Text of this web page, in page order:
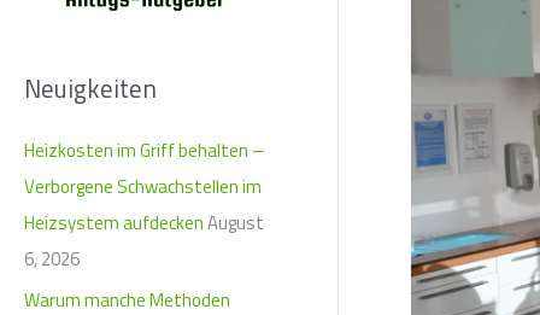
n
c
h
:
Neuigkeiten
Heizkosten im Griff behalten –
Verborgene Schwachstellen im
Heizsystem aufdeckenAugust
6, 2026
Warum manche Methoden